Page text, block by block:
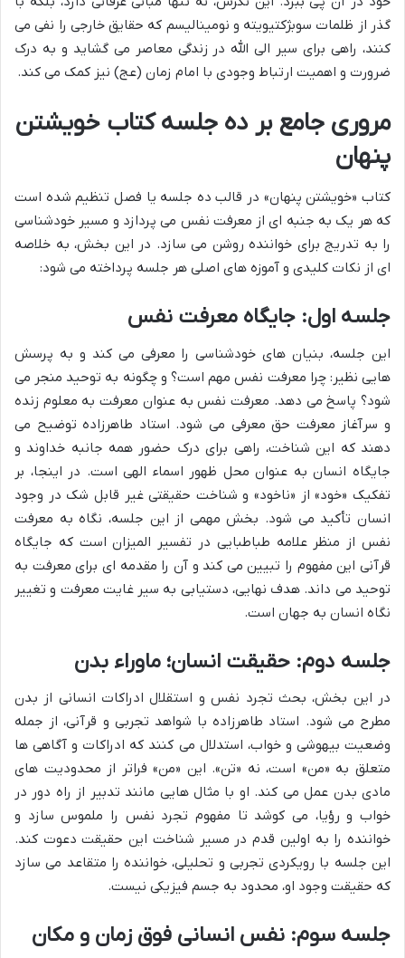
گذر از ظلمات سوبژکتیویته و نومینالیسم که حقایق خارجی را نفی می
کنند، راهی برای سیر الی الله در زندگی معاصر می گشاید و به درک
ضرورت و اهمیت ارتباط وجودی با امام زمان (عج) نیز کمک می کند.
مروری جامع بر ده جلسه کتاب خویشتن
پنهان
کتاب «خویشتن پنهان» در قالب ده جلسه یا فصل تنظیم شده است
که هر یک به جنبه ای از معرفت نفس می پردازد و مسیر خودشناسی
را به تدریج برای خواننده روشن می سازد. در این بخش، به خلاصه
ای از نکات کلیدی و آموزه های اصلی هر جلسه پرداخته می شود:
جلسه اول: جایگاه معرفت نفس
این جلسه، بنیان های خودشناسی را معرفی می کند و به پرسش
هایی نظیر: چرا معرفت نفس مهم است؟ و چگونه به توحید منجر می
شود؟ پاسخ می دهد. معرفت نفس به عنوان معرفت به معلوم زنده
و سرآغاز معرفت حق معرفی می شود. استاد طاهرزاده توضیح می
دهند که این شناخت، راهی برای درک حضور همه جانبه خداوند و
جایگاه انسان به عنوان محل ظهور اسماء الهی است. در اینجا، بر
تفکیک «خود» از «ناخود» و شناخت حقیقتی غیر قابل شک در وجود
انسان تأکید می شود. بخش مهمی از این جلسه، نگاه به معرفت
نفس از منظر علامه طباطبایی در تفسیر المیزان است که جایگاه
قرآنی این مفهوم را تبیین می کند و آن را مقدمه ای برای معرفت به
توحید می داند. هدف نهایی، دستیابی به سیر غایت معرفت و تغییر
نگاه انسان به جهان است.
جلسه دوم: حقیقت انسان؛ ماوراء بدن
در این بخش، بحث تجرد نفس و استقلال ادراکات انسانی از بدن
مطرح می شود. استاد طاهرزاده با شواهد تجربی و قرآنی، از جمله
وضعیت بیهوشی و خواب، استدلال می کنند که ادراکات و آگاهی ها
متعلق به «من» است، نه «تن». این «من» فراتر از محدودیت های
مادی بدن عمل می کند. او با مثال هایی مانند تدبیر از راه دور در
خواب و رؤیا، می کوشد تا مفهوم تجرد نفس را ملموس سازد و
خواننده را به اولین قدم در مسیر شناخت این حقیقت دعوت کند.
این جلسه با رویکردی تجربی و تحلیلی، خواننده را متقاعد می سازد
که حقیقت وجود او، محدود به جسم فیزیکی نیست.
جلسه سوم: نفس انسانی فوق زمان و مکان